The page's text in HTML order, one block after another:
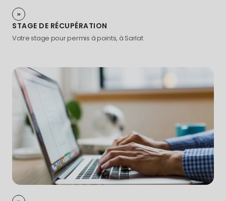
STAGE DE RÉCUPÉRATION
Votre stage pour permis à points, à Sarlat